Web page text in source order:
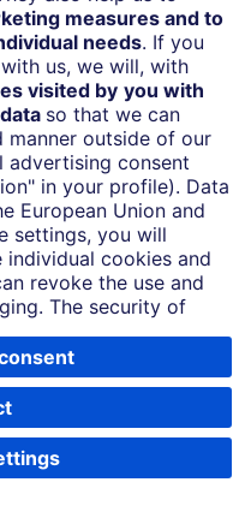
of this website, you
with JavaScript
you should update
it is always up to